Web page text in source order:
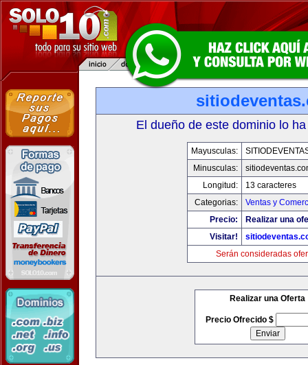
El dueño de este dominio lo
Mayusculas:
Minusculas:
Longitud:
13 caracteres
Categorias:
Ventas y
Precio:
Realizar una
Visitar!
Serán consideradas
Realizar una Oferta
Precio Ofrecido $